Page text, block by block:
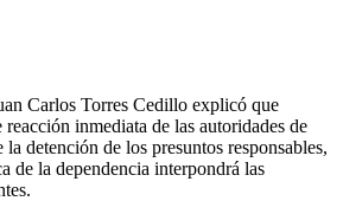
Carlos Torres Cedillo explicó que
reacción inmediata de las autoridades de
la detención de los presuntos responsables,
de la dependencia interpondrá las